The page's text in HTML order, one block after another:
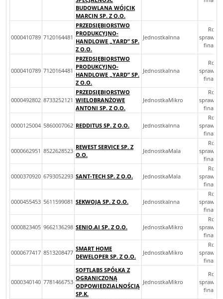
BUDOWLANA WÓJCIK
MARCIN SP. Z O.O.
0000410789 7120164481
PRZEDSIĘBIORSTWO
PRODUKCYJNO-
HANDLOWE „YARD” SP.
Z O.O.
JednostkaInna
0000410789 7120164481
PRZEDSIĘBIORSTWO
PRODUKCYJNO-
HANDLOWE „YARD” SP.
Z O.O.
JednostkaInna
0000492802 8733252121
PRZEDSIĘBIORSTWO
WIELOBRANŻOWE
ANTONI SP. Z O.O.
JednostkaMikro
0000125004 5860007062 REDDITUS SP. Z O.O. JednostkaInna
0000662951 8522628523
REWEST SERVICE SP. Z
O.O.
JednostkaMala
0000370920 6793052293 SANT-TECH SP. Z O.O. JednostkaMala
0000455453 5611599081 SEKWOJA SP. Z O.O. JednostkaInna
0000823405 9662136298 SENIO.AI SP. Z O.O. JednostkaMikro
0000677417 8513208477
SMART HOME
DEWELOPER SP. Z O.O.
JednostkaMikro
0000340140 7781466753
SOFTLABS SPÓŁKA Z
OGRANICZONĄ
ODPOWIEDZIALNOŚCIĄ
SP.K.
JednostkaMikro